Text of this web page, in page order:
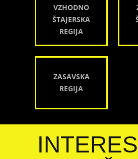
VZHODNO
ŠTAJERSKA
REGIJA
ZASAVSKA
REGIJA